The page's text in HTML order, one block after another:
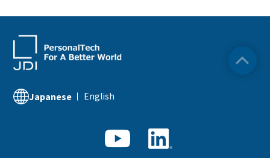
Japanese English